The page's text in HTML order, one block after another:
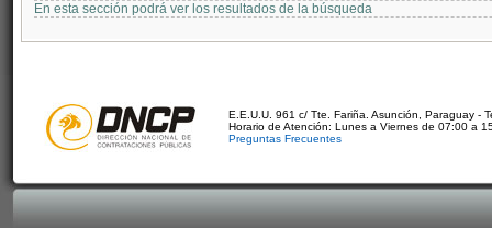
En esta sección podrá ver los resultados de la búsqueda
E.E.U.U. 961 c/ Tte. Fariña. Asunción, Paraguay -
Horario de Atención: Lunes a Viernes de 07:00 a
Preguntas Frecuentes